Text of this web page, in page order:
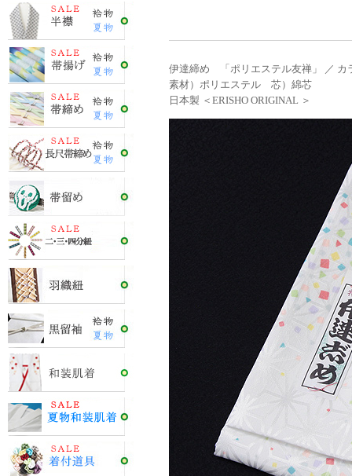
伊達締め 「ポリエステル友禅」 ／ カ
素材）ポリエステル 芯）綿芯
日本製 ＜ERISHO ORIGINAL ＞